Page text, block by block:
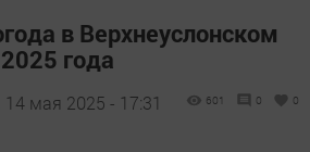
в Верхнеуслонском
года
14 мая 2025 - 17:31 601 0 0